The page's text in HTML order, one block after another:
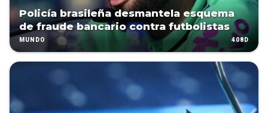
Policía brasileña desmantela esquema
de fraude bancario contra futbolistas
MUNDO 408D